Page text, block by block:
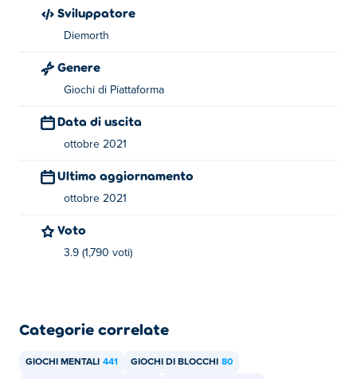
Cambia blocco - 1, 2, 3 o 4
Cactu-Sama 2 è stato creato da Diemorth. Hanno un altro
Sviluppatore
Diemorth
Genere
Giochi di Piattaforma
Data di uscita
ottobre 2021
Ultimo aggiornamento
ottobre 2021
Voto
3.9 (1,790 voti)
Categorie correlate
GIOCHI MENTALI 441 GIOCHI DI BLOCCHI 80